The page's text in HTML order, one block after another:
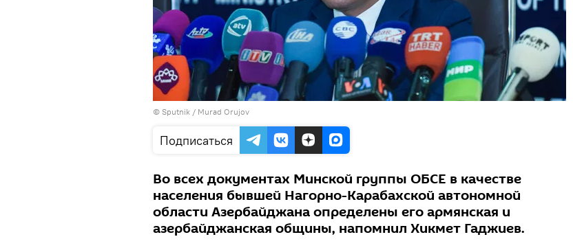
© Sputnik / Murad Orujov
Подписаться
Во всех документах Минской группы ОБСЕ в качестве
населения бывшей Нагорно-Карабахской автономной
области Азербайджана определены его армянская и
азербайджанская общины, напомнил Хикмет Гаджиев.